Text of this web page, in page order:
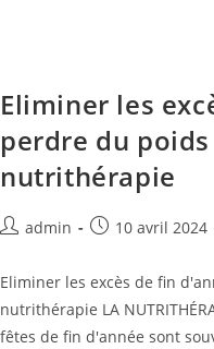
Eliminer les
perdre du poids
nutrithérapie
admin 10 avril 2024
Eliminer les excès de fin
nutrithérapie LA
fêtes de fin d'année sont